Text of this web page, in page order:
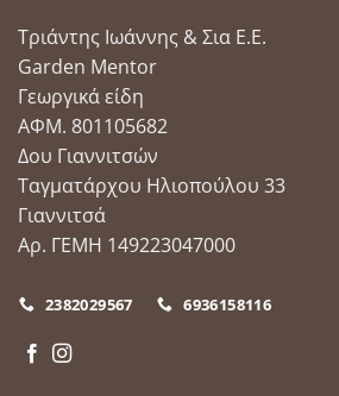
Τριάντης Ιωάννης & Σια Ε.Ε.
Garden Mentor
Γεωργικά είδη
ΑΦΜ. 801105682
Δου Γιαννιτσών
Ταγματάρχου Ηλιοπούλου 33
Γιαννιτσά
Αρ. ΓΕΜΗ 149223047000
2382029567 6936158116